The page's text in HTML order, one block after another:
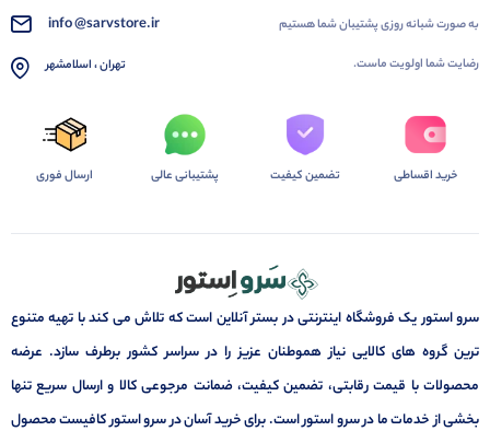
به صورت شبانه روزی پشتیبان شما هستیم
رضایت شما اولویت ماست.
info @sarvstore.ir
تهران ، اسلامشهر
خرید اقساطی تضمین کیفیت پشتیبانی عالی ارسال فوری
سرو استور یک فروشگاه اینترنتی در بستر آنلاین است که تلاش می کند با تهیه متنوع
ترین گروه های کالایی نیاز هموطنان عزیز را در سراسر کشور برطرف سازد. عرضه
محصولات با قیمت رقابتی، تضمین کیفیت، ضمانت مرجوعی کالا و ارسال سریع تنها
بخشی از خدمات ما در سرو استور است. برای خرید آسان در سرو استور کافیست محصول